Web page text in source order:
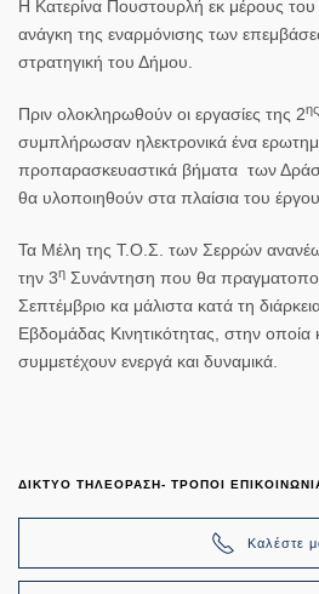
Η Κατερίνα Πουστουρλή εκ μέρους
ανάγκη της εναρμόνισης των
στρατηγική του Δήμου.
Πριν ολοκληρωθούν οι εργασίες της 2ης
συμπλήρωσαν ηλεκτρονικά ένα
προπαρασκευαστικά βήματα των
θα υλοποιηθούν στα πλαίσια του έργου.
Τα Μέλη της Τ.Ο.Σ. των Σερρών
την 3η Συνάντηση που θα
Σεπτέμβριο κα μάλιστα κατά τη
Εβδομάδας Κινητικότητας, στην οποία
συμμετέχουν ενεργά και δυναμικά.
ΔΙΚΤΥΟ ΤΗΛΕΟΡΑΣΗ- ΤΡΟΠΟΙ
Καλέστε